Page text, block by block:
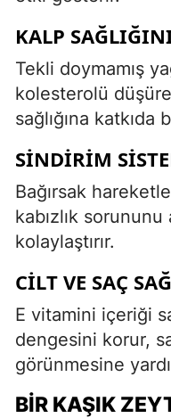
KALP
Tekli doymamış
kolesterolü
sağlığına katkıda
SINDIRIM
Bağırsak
kabızlık
kolaylaştırır.
CILT VE SAÇ
E vitamini içeriği
dengesini korur,
görünmesine
BIR KAŞIK